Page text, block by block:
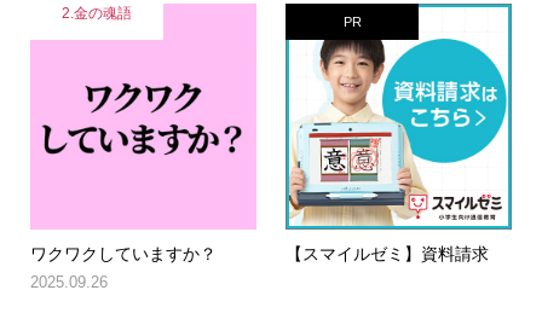
2.金の魂語
ワクワクしていますか？
2025.09.26
PR
【スマイルゼミ】資料請求